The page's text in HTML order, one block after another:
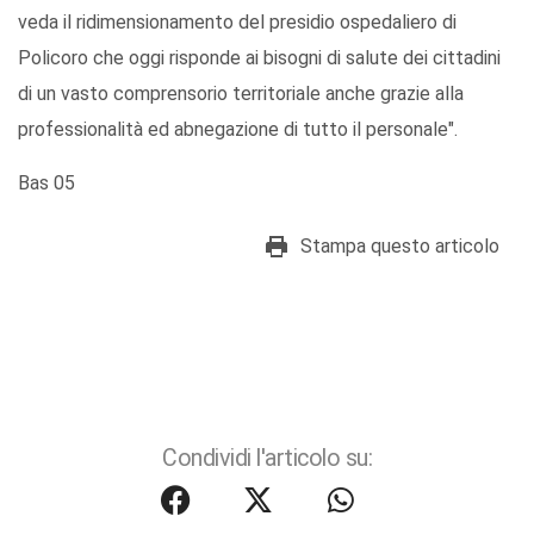
veda il ridimensionamento del presidio ospedaliero di
Policoro che oggi risponde ai bisogni di salute dei cittadini
di un vasto comprensorio territoriale anche grazie alla
professionalità ed abnegazione di tutto il personale".
Bas 05
Stampa questo articolo
Condividi l'articolo su: